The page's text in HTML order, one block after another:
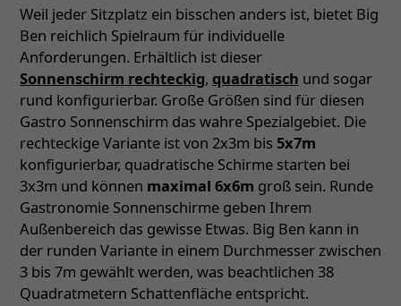
Weil jeder Sitzplatz ein bisschen anders ist, bietet Big
Ben reichlich Spielraum für individuelle
Anforderungen. Erhältlich ist dieser
Sonnenschirm rechteckig, quadratisch und sogar
rund konfigurierbar. Große Größen sind für diesen
Gastro Sonnenschirm das wahre Spezialgebiet. Die
rechteckige Variante ist von 2x3m bis 5x7m
konfigurierbar, quadratische Schirme starten bei
3x3m und können maximal 6x6m groß sein. Runde
Gastronomie Sonnenschirme geben Ihrem
Außenbereich das gewisse Etwas. Big Ben kann in
der runden Variante in einem Durchmesser zwischen
3 bis 7m gewählt werden, was beachtlichen 38
Quadratmetern Schattenfläche entspricht.